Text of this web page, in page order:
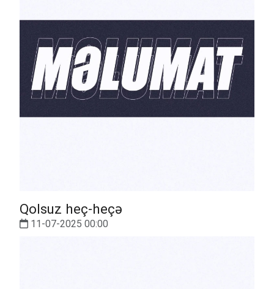
Qolsuz heç-heçə
11-07-2025 00:00